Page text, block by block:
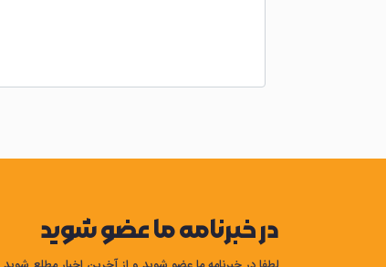
در خبرنامه ما عضو شوید